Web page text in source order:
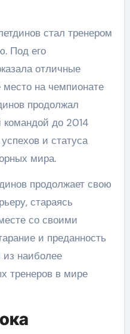
стал тренером
Под его
отличные
место на чемпионате
продолжал
командой до 2014
и статуса
мира.
продолжает свою
стараясь
со своими
и преданность
наиболее
тренеров в мире